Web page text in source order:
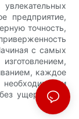
предприятие,
точность,
с самых
каждое
ущерба для